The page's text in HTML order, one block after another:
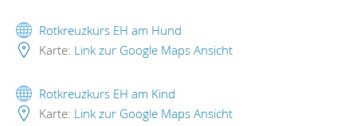
Rotkreuzkurs EH am Hund
Karte: Link zur Google Maps Ansicht
Rotkreuzkurs EH am Kind
Karte: Link zur Google Maps Ansicht